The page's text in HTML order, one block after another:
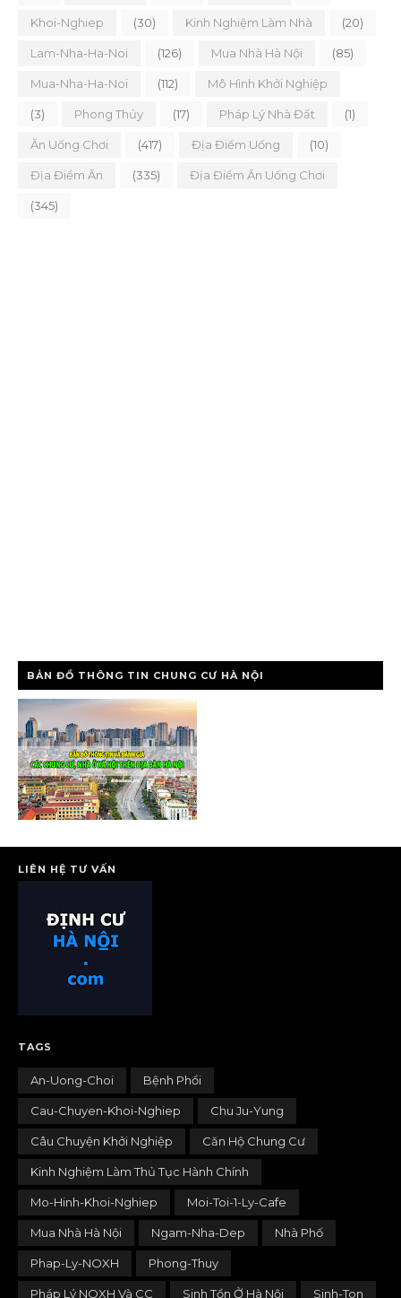
Khoi-Nghiep (30) Kinh Nghiệm Làm Nhà (20)
Lam-Nha-Ha-Noi (126) Mua Nhà Hà Nội (85)
Mua-Nha-Ha-Noi (112) Mô Hình Khởi Nghiệp
(3) Phong Thủy (17) Pháp Lý Nhà Đất (1)
Ăn Uống Chơi (417) Địa Điểm Uống (10)
Địa Điểm Ăn (335) Địa Điểm Ăn Uống Chơi
(345)
BẢN ĐỒ THÔNG TIN CHUNG CƯ HÀ NỘI
LIÊN HỆ TƯ VẤN
TAGS
An-Uong-Choi Bệnh Phổi
Cau-Chuyen-Khoi-Nghiep Chu Ju-Yung
Câu Chuyện Khởi Nghiệp Căn Hộ Chung Cư
Kinh Nghiệm Làm Thủ Tục Hành Chính
Mo-Hinh-Khoi-Nghiep Moi-Toi-1-Ly-Cafe
Mua Nhà Hà Nội Ngam-Nha-Dep Nhà Phố
Phap-Ly-NOXH Phong-Thuy
Pháp Lý NOXH Và CC Sinh Tồn Ở Hà Nội Sinh-Ton